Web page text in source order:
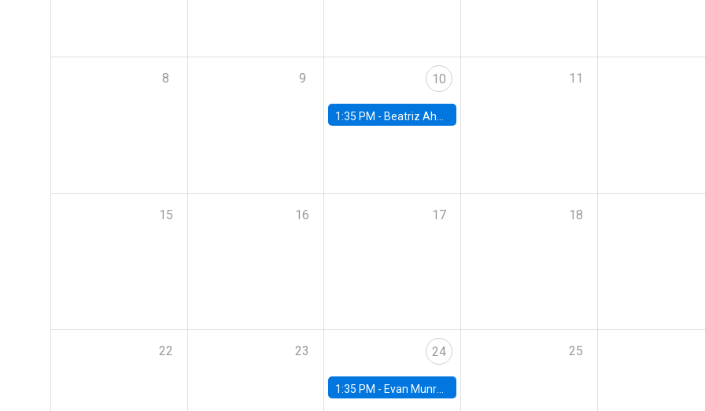
8 9 10
1:35 PM - Beatriz Ahumada, PhD candidate, Universidad de Pittsburgh
11
15 16 17 18
22 23 24
1:35 PM - Evan Munro, Neyman Visiting Assistant Professor in the Department of Statistics at UC Berkeley
25